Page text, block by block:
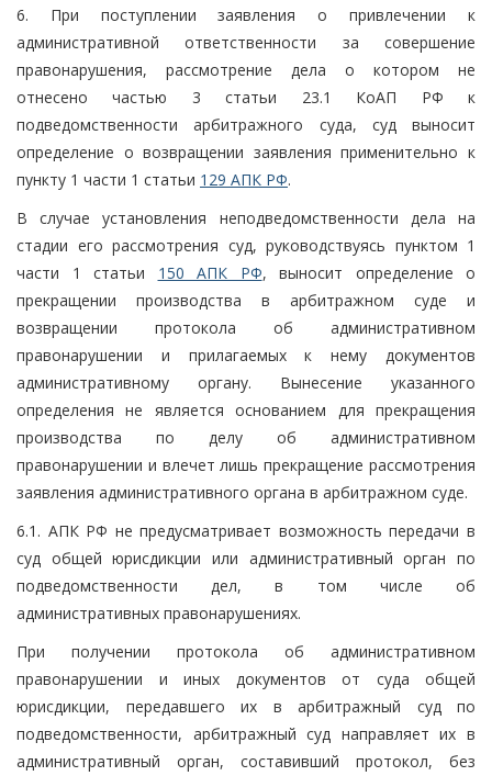
6. При поступлении заявления о привлечении к
административной ответственности за совершение
правонарушения, рассмотрение дела о котором не
отнесено частью 3 статьи 23.1 КоАП РФ к
подведомственности арбитражного суда, суд выносит
определение о возвращении заявления применительно к
пункту 1 части 1 статьи 129 АПК РФ.
В случае установления неподведомственности дела на
стадии его рассмотрения суд, руководствуясь пунктом 1
части 1 статьи 150 АПК РФ, выносит определение о
прекращении производства в арбитражном суде и
возвращении протокола об административном
правонарушении и прилагаемых к нему документов
административному органу. Вынесение указанного
определения не является основанием для прекращения
производства по делу об административном
правонарушении и влечет лишь прекращение рассмотрения
заявления административного органа в арбитражном суде.
6.1. АПК РФ не предусматривает возможность передачи в
суд общей юрисдикции или административный орган по
подведомственности дел, в том числе об
административных правонарушениях.
При получении протокола об административном
правонарушении и иных документов от суда общей
юрисдикции, передавшего их в арбитражный суд по
подведомственности, арбитражный суд направляет их в
административный орган, составивший протокол, без